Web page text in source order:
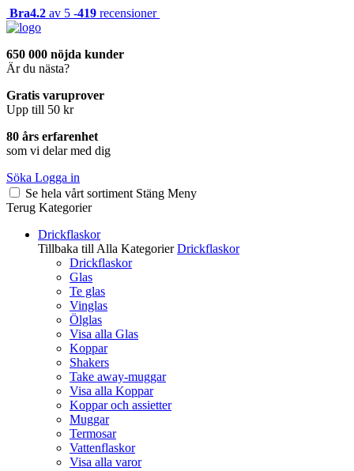
Bra4.2 av 5 -419 recensioner
650 000 nöjda kunder
Är du nästa?
Gratis varuprover
Upp till 50 kr
80 års erfarenhet
som vi delar med dig
Söka Logga in
Se hela vårt sortiment Stäng Meny
Terug Kategorier
Drickflaskor
Tillbaka till Alla Kategorier Drickflaskor
Drickflaskor
Glas
Te glas
Vinglas
Ölglas
Visa alla Glas
Koppar
Shakers
Take away-muggar
Visa alla Koppar
Koppar och assietter
Muggar
Termosar
Vattenflaskor
Visa alla varor